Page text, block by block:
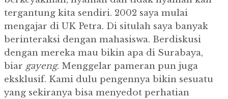
tergantung kita sendiri. 2002 saya mulai
mengajar di UK Petra. Di situlah saya banyak
berinteraksi dengan mahasiswa. Berdiskusi
dengan mereka mau bikin apa di Surabaya,
biar gayeng. Menggelar pameran pun juga
eksklusif. Kami dulu pengennya bikin sesuatu
yang sekiranya bisa menyedot perhatian